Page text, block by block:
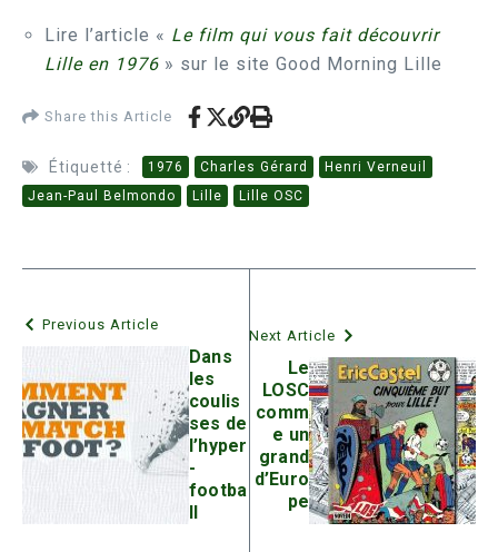
Lire l’article « Le film qui vous fait découvrir
Lille en 1976 » sur le site Good Morning Lille
Share this Article
Étiquetté : 1976 Charles Gérard
Henri Verneuil
Jean-Paul Belmondo
Lille Lille OSC
Previous Article
Dans
les
coulis
ses de
l’hyper
-
footba
ll
Next Article
Le
LOSC
comm
e un
grand
d’Euro
pe